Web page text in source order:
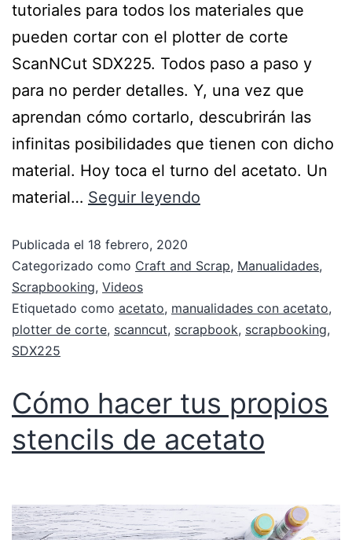
tutoriales para todos los materiales que
pueden cortar con el plotter de corte
ScanNCut SDX225. Todos paso a paso y
para no perder detalles. Y, una vez que
aprendan cómo cortarlo, descubrirán las
infinitas posibilidades que tienen con dicho
material. Hoy toca el turno del acetato. Un
material… Seguir leyendo
Publicada el 18 febrero, 2020
Categorizado como Craft and Scrap, Manualidades,
Scrapbooking, Videos
Etiquetado como acetato, manualidades con acetato,
plotter de corte, scanncut, scrapbook, scrapbooking,
SDX225
Cómo hacer tus propios
stencils de acetato